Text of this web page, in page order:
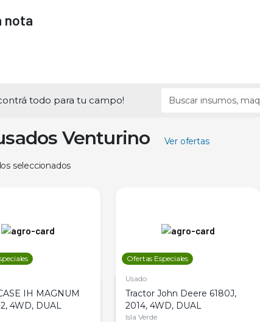
nota
todo para tu campo!
Venturino Ver ofertas
seleccionados
IH MAGNUM
4WD, DUAL
Ofertas Especiales
Usado
Tractor John Deere 6180J,
2014, 4WD, DUAL
Isla Verde